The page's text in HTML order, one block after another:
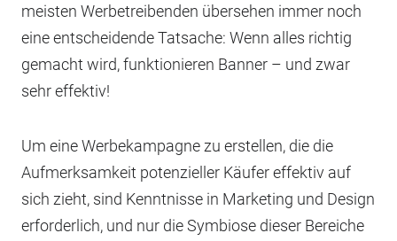
meisten Werbetreibenden übersehen immer noch
eine entscheidende Tatsache: Wenn alles richtig
gemacht wird, funktionieren Banner – und zwar
sehr effektiv!
Um eine Werbekampagne zu erstellen, die die
Aufmerksamkeit potenzieller Käufer effektiv auf
sich zieht, sind Kenntnisse in Marketing und Design
erforderlich, und nur die Symbiose dieser Bereiche